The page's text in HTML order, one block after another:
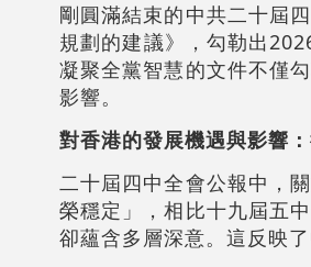
剛圓滿結束的中共二十屆
規劃的建議》，勾勒出
凝聚全黨智慧的文件不僅
影響。
對香港的發展機遇與影響
二十屆四中全會公報中，
榮穩定」，相比十九屆五
卻蘊含多層深意。這反映